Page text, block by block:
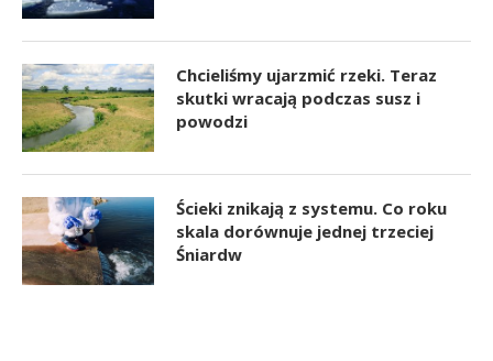
Chcieliśmy ujarzmić rzeki. Teraz
skutki wracają podczas susz i
powodzi
Ścieki znikają z systemu. Co roku
skala dorównuje jednej trzeciej
Śniardw